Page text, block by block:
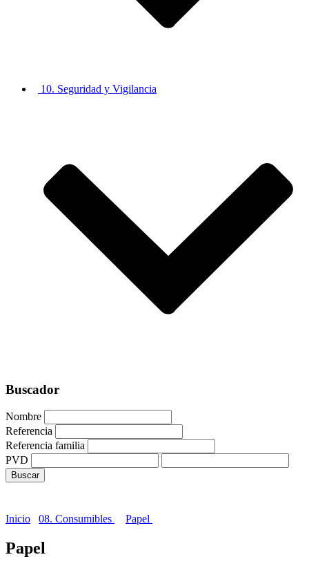
10. Seguridad y Vigilancia
Buscador
Nombre
Referencia
Referencia familia
PVD
Inicio 08. Consumibles Papel
Papel